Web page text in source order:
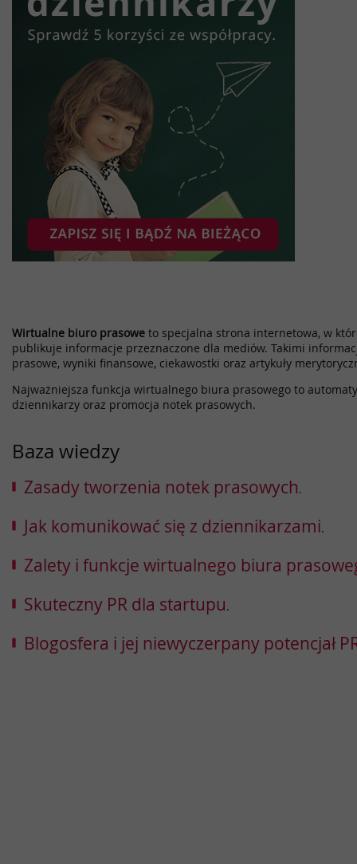
Wirtualne biuro prasowe to specjalna strona internetowa, w
publikuje informacje przeznaczone dla mediów. Takimi
prasowe, wyniki finansowe, ciekawostki oraz artykuły
Najważniejsza funkcja wirtualnego biura prasowego to
dziennikarzy oraz promocja notek prasowych.
Baza wiedzy
Zasady tworzenia notek prasowych.
Jak komunikować się z dziennikarzami.
Zalety i funkcje wirtualnego biura
Skuteczny PR dla startupu.
Blogosfera i jej niewyczerpany potencjał